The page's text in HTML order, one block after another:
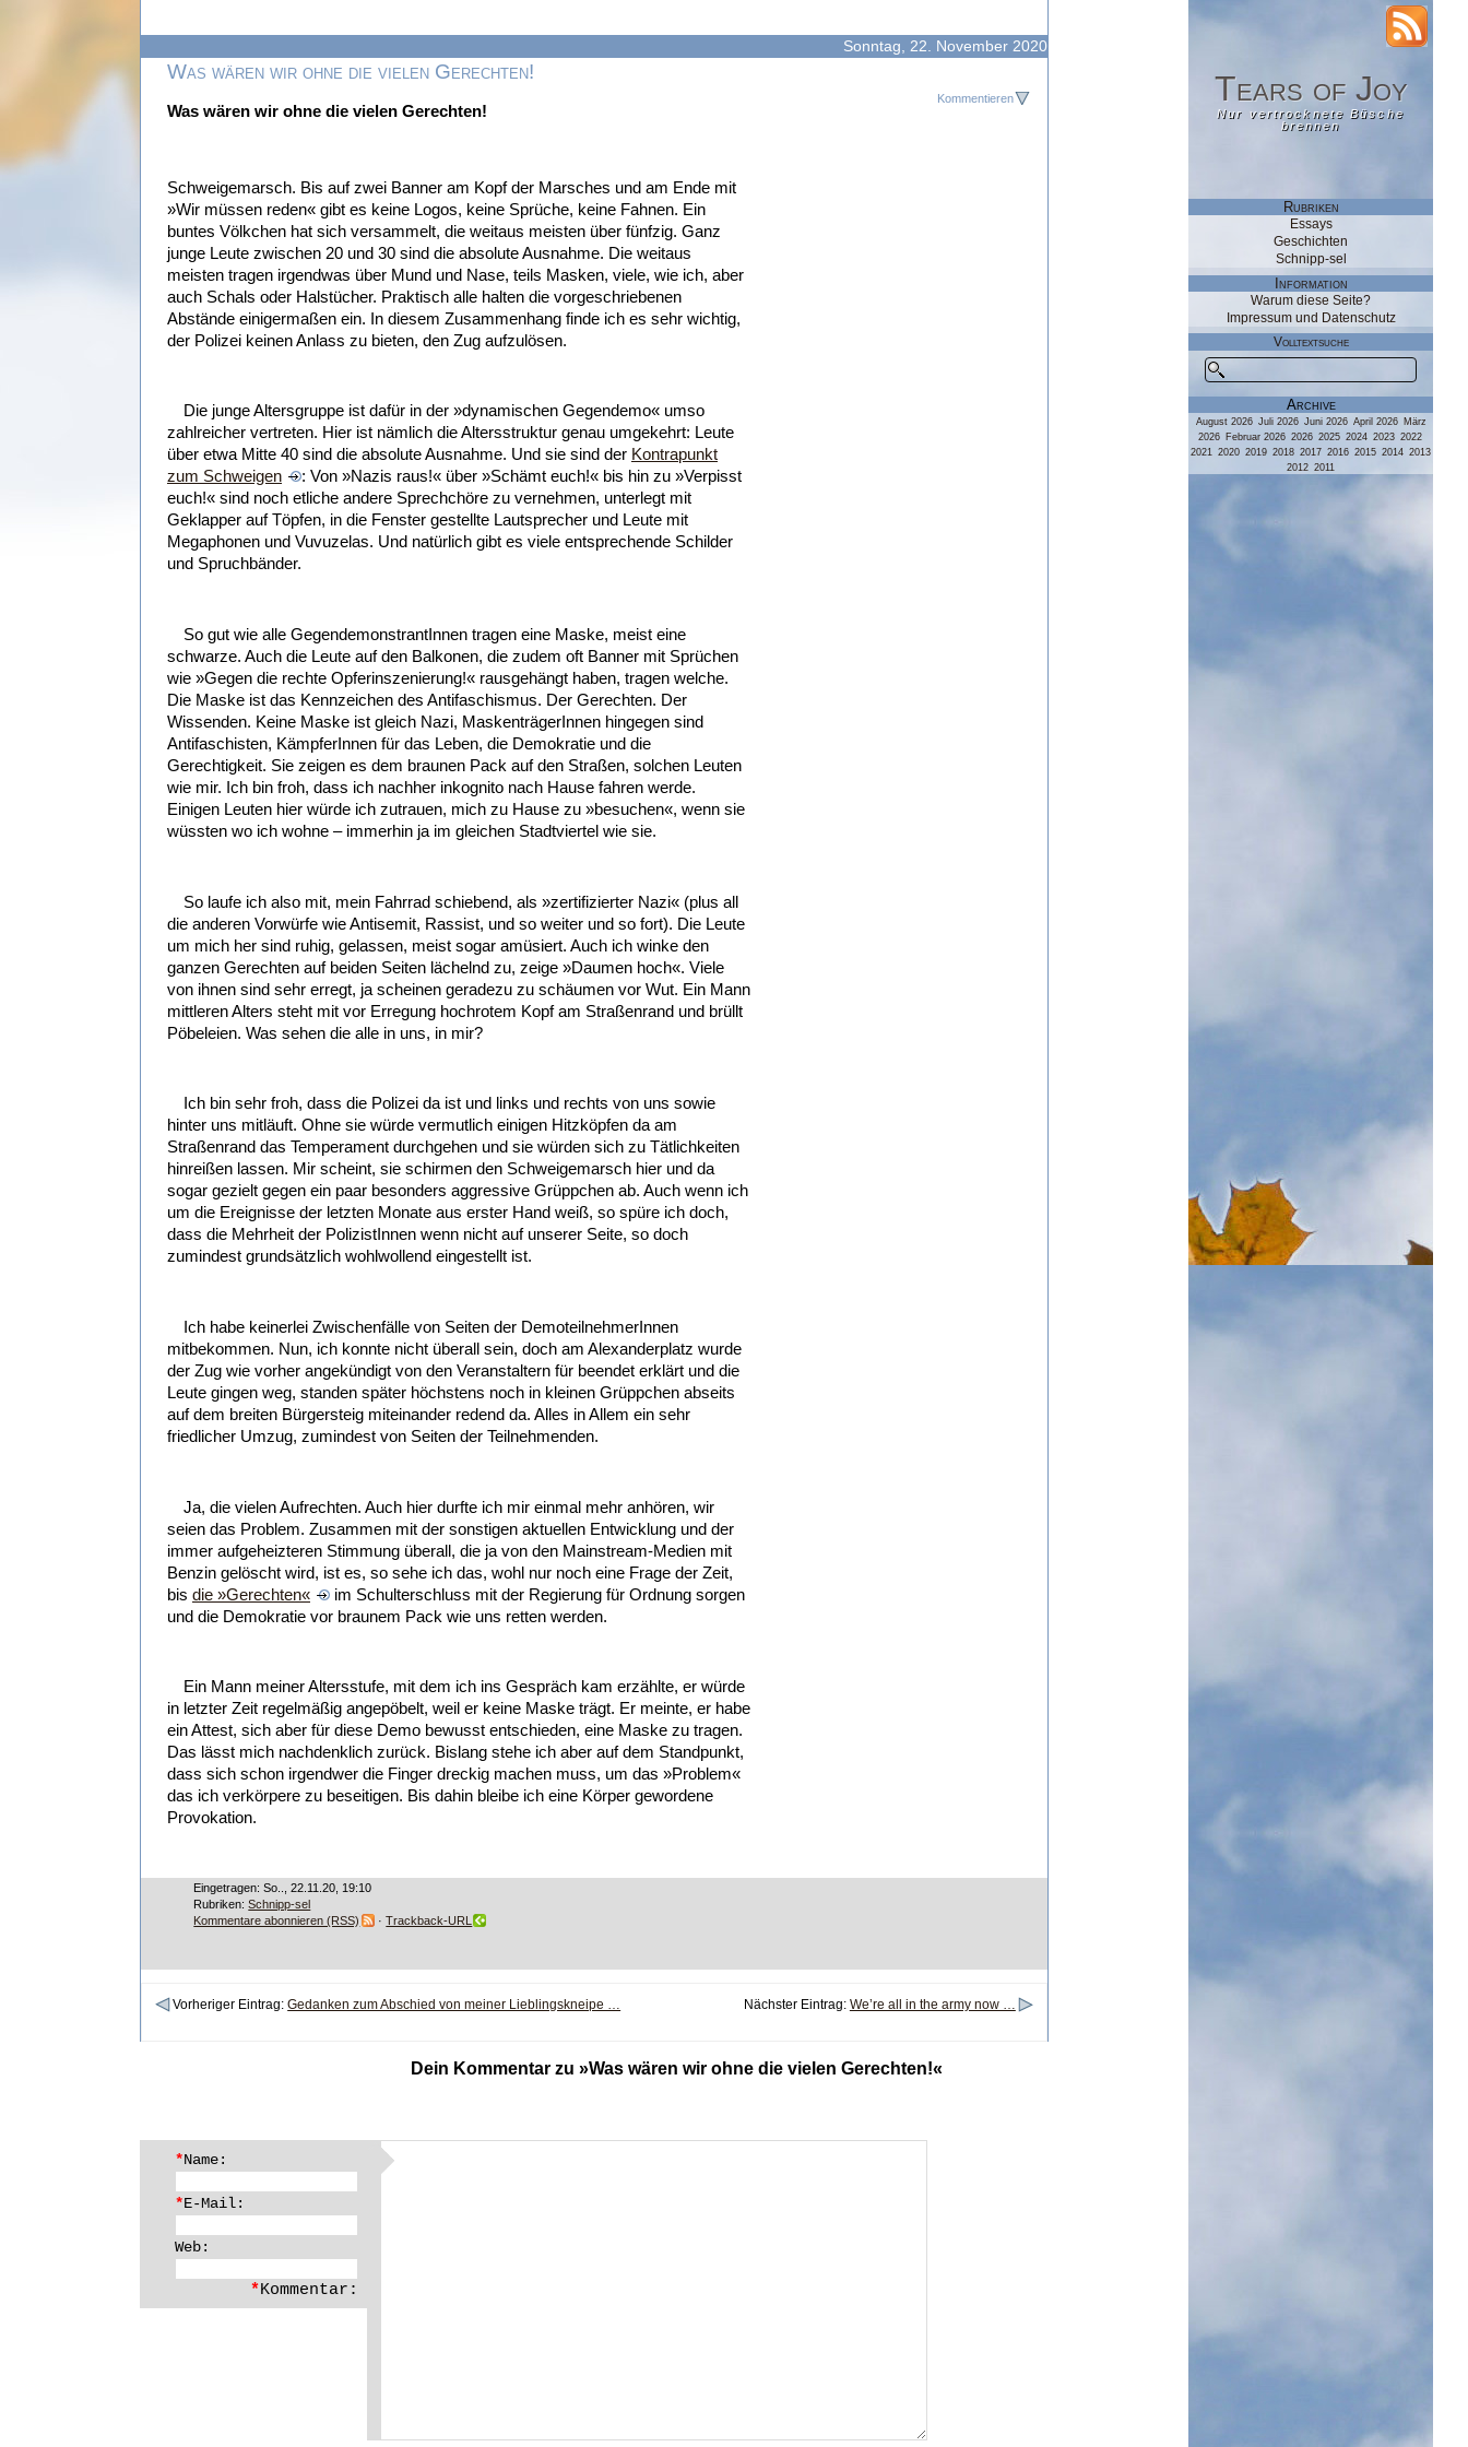
Tears of Joy
Nur vertrocknete Büsche
brennen
Sonntag, 22. November 2020
Was wären wir ohne die vielen Gerechten!
Kommentieren
Was wären wir ohne die vielen Gerechten!
Schweigemarsch. Bis auf zwei Banner am Kopf der Marsches und am Ende mit
»Wir müssen reden« gibt es keine Logos, keine Sprüche, keine Fahnen. Ein
buntes Völkchen hat sich versammelt, die weitaus meisten über fünfzig. Ganz
junge Leute zwischen 20 und 30 sind die absolute Ausnahme. Die weitaus
meisten tragen irgendwas über Mund und Nase, teils Masken, viele, wie ich, aber
auch Schals oder Halstücher. Praktisch alle halten die vorgeschriebenen
Abstände einigermaßen ein. In diesem Zusammenhang finde ich es sehr wichtig,
der Polizei keinen Anlass zu bieten, den Zug aufzulösen.
Die junge Altersgruppe ist dafür in der »dynamischen Gegendemo« umso
zahlreicher vertreten. Hier ist nämlich die Altersstruktur genau umgekehrt: Leute
über etwa Mitte 40 sind die absolute Ausnahme. Und sie sind der Kontrapunkt
zum Schweigen
: Von »Nazis raus!« über »Schämt euch!« bis hin zu »Verpisst
euch!« sind noch etliche andere Sprechchöre zu vernehmen, unterlegt mit
Geklapper auf Töpfen, in die Fenster gestellte Lautsprecher und Leute mit
Megaphonen und Vuvuzelas. Und natürlich gibt es viele entsprechende Schilder
und Spruchbänder.
So gut wie alle GegendemonstrantInnen tragen eine Maske, meist eine
schwarze. Auch die Leute auf den Balkonen, die zudem oft Banner mit Sprüchen
wie »Gegen die rechte Opferinszenierung!« rausgehängt haben, tragen welche.
Die Maske ist das Kennzeichen des Antifaschismus. Der Gerechten. Der
Wissenden. Keine Maske ist gleich Nazi, MaskenträgerInnen hingegen sind
Antifaschisten, KämpferInnen für das Leben, die Demokratie und die
Gerechtigkeit. Sie zeigen es dem braunen Pack auf den Straßen, solchen Leuten
wie mir. Ich bin froh, dass ich nachher inkognito nach Hause fahren werde.
Einigen Leuten hier würde ich zutrauen, mich zu Hause zu »besuchen«, wenn sie
wüssten wo ich wohne – immerhin ja im gleichen Stadtviertel wie sie.
So laufe ich also mit, mein Fahrrad schiebend, als »zertifizierter Nazi« (plus all
die anderen Vorwürfe wie Antisemit, Rassist, und so weiter und so fort). Die Leute
um mich her sind ruhig, gelassen, meist sogar amüsiert. Auch ich winke den
ganzen Gerechten auf beiden Seiten lächelnd zu, zeige »Daumen hoch«. Viele
von ihnen sind sehr erregt, ja scheinen geradezu zu schäumen vor Wut. Ein Mann
mittleren Alters steht mit vor Erregung hochrotem Kopf am Straßenrand und brüllt
Pöbeleien. Was sehen die alle in uns, in mir?
Ich bin sehr froh, dass die Polizei da ist und links und rechts von uns sowie
hinter uns mitläuft. Ohne sie würde vermutlich einigen Hitzköpfen da am
Straßenrand das Temperament durchgehen und sie würden sich zu Tätlichkeiten
hinreißen lassen. Mir scheint, sie schirmen den Schweigemarsch hier und da
sogar gezielt gegen ein paar besonders aggressive Grüppchen ab. Auch wenn ich
um die Ereignisse der letzten Monate aus erster Hand weiß, so spüre ich doch,
dass die Mehrheit der PolizistInnen wenn nicht auf unserer Seite, so doch
zumindest grundsätzlich wohlwollend eingestellt ist.
Ich habe keinerlei Zwischenfälle von Seiten der DemoteilnehmerInnen
mitbekommen. Nun, ich konnte nicht überall sein, doch am Alexanderplatz wurde
der Zug wie vorher angekündigt von den Veranstaltern für beendet erklärt und die
Leute gingen weg, standen später höchstens noch in kleinen Grüppchen abseits
auf dem breiten Bürgersteig miteinander redend da. Alles in Allem ein sehr
friedlicher Umzug, zumindest von Seiten der Teilnehmenden.
Ja, die vielen Aufrechten. Auch hier durfte ich mir einmal mehr anhören, wir
seien das Problem. Zusammen mit der sonstigen aktuellen Entwicklung und der
immer aufgeheizteren Stimmung überall, die ja von den Mainstream-Medien mit
Benzin gelöscht wird, ist es, so sehe ich das, wohl nur noch eine Frage der Zeit,
bis die »Gerechten«
im Schulterschluss mit der Regierung für Ordnung sorgen
und die Demokratie vor braunem Pack wie uns retten werden.
Ein Mann meiner Altersstufe, mit dem ich ins Gespräch kam erzählte, er würde
in letzter Zeit regelmäßig angepöbelt, weil er keine Maske trägt. Er meinte, er habe
ein Attest, sich aber für diese Demo bewusst entschieden, eine Maske zu tragen.
Das lässt mich nachdenklich zurück. Bislang stehe ich aber auf dem Standpunkt,
dass sich schon irgendwer die Finger dreckig machen muss, um das »Problem«
das ich verkörpere zu beseitigen. Bis dahin bleibe ich eine Körper gewordene
Provokation.
Eingetragen: So.., 22.11.20, 19:10
Rubriken:Schnipp-sel
Kommentare abonnieren (RSS)
·Trackback-URL
Vorheriger Eintrag:Gedanken zum Abschied von meiner Lieblingskneipe … Nächster Eintrag: We’re all in the army now …
Dein Kommentar zu »Was wären wir ohne die vielen Gerechten!«
*Name:
*E-Mail:
Web:
*Kommentar:
Tears of Joy
Nur vertrocknete Büsche
brennen
Rubriken
Essays
Geschichten
Schnipp-sel
Information
Warum diese Seite?
Impressum und Datenschutz
Volltextsuche
Archive
August 2026 Juli 2026 Juni 2026 April 2026 März
2026 Februar 2026 2026 2025 2024 2023 2022
2021
2020 2019 2018 2017 2016 2015 2014 2013
2012 2011